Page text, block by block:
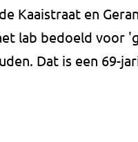
Kaaistraat en
lab bedoeld voor
Dat is een 69-